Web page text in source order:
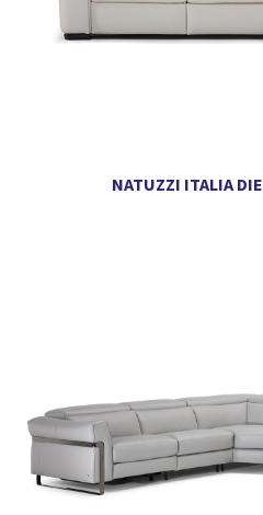
NATUZZI ITALIA